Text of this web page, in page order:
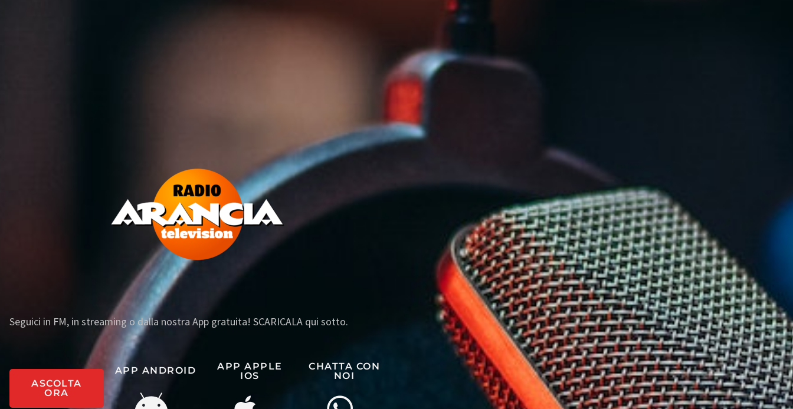
Seguici in FM, in streaming o dalla nostra App gratuita! SCARICALA qui sotto.
ASCOLTA
ORA
APP ANDROID
APP APPLE
IOS
CHATTA CON
NOI